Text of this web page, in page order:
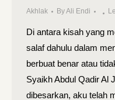
Akhlak ByAli Endi
Di antara kisah yang
salaf dahulu dalam
berbuat benar atau
Syaikh Abdul Qadir Al
dibesarkan, aku telah